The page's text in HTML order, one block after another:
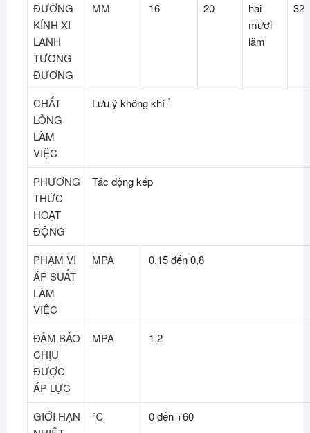
ĐƯỜNG
KÍNH XI
LANH
TƯƠNG
ĐƯƠNG
MM 16 20
hai
mươi
lăm
32
CHẤT
LỎNG
LÀM
VIỆC
Lưu ý không khí 1
PHƯƠNG
THỨC
HOẠT
ĐỘNG
Tác động kép
PHẠM VI
ÁP SUẤT
LÀM
VIỆC
MPA 0,15 đến 0,8
ĐẢM BẢO
CHỊU
ĐƯỢC
ÁP LỰC
MPA 1.2
GIỚI HẠN
℃ 0 đến +60